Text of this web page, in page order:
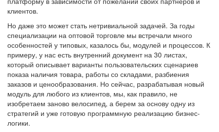
клиентов.
Но даже это может стать нетривиальной задачей. За годы
специализации на оптовой торговле мы встречали много
особенностей у типовых, казалось бы, модулей и процессов. К
примеру, у нас есть внутренний документ на 30 листах,
который описывает варианты пользовательских сценариев
показа наличия товара, работы со складами, разбиения
заказов и ценообразования. Но сейчас, разрабатывая новый
модуль для любого из клиентов, мы, как правило, не
изобретаем заново велосипед, а берем за основу одну из
стратегий и уже готовую программную реализацию бизнес-
логики.